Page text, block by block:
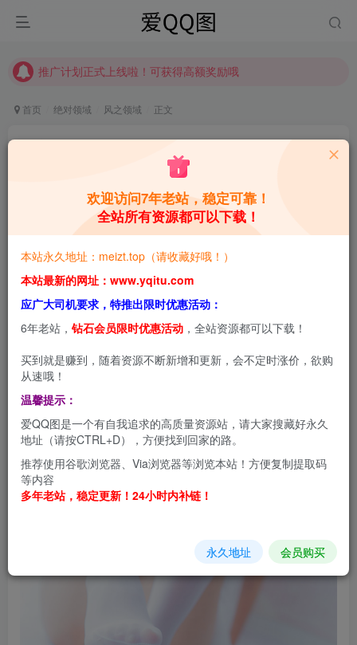
推广计划正式上线啦！可获得高额奖励哦
推广计划正式上线啦！可获得高额奖励哦
首页 绝对领域 风之领域 正文
9个月前更新
0
本站预览图进行了压缩和水印，原图无压缩，无本站水
欢迎访问7年老站，稳定可靠！
全站所有资源都可以下载！
本站永久地址：meizt.top（请收藏好哦！）
本站最新的网址：www.yqitu.com
应广大司机要求，特推出限时优惠活动：
6年老站， 钻石会员限时优惠活动 ，全站资源都可以下载！
买到就是赚到，随着资源不断新增和更新，会不定时涨价，欲购
从速哦！
温馨提示：
爱QQ图是一个有自我追求的高质量资源站，请大家搜藏好永久
地址（请按CTRL+D），方便找到回家的路。
推荐使用谷歌浏览器、Via浏览器等浏览本站！方便复制提取码
等内容
多年老站，稳定更新！24小时内补链！
永久地址 会员购买